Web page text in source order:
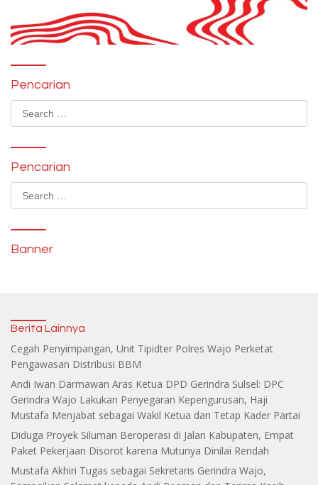
Pencarian
Pencarian
Banner
Berita Lainnya
Cegah Penyimpangan, Unit Tipidter Polres Wajo Perketat
Pengawasan Distribusi BBM
Andi Iwan Darmawan Aras Ketua DPD Gerindra Sulsel: DPC
Gerindra Wajo Lakukan Penyegaran Kepengurusan, Haji
Mustafa Menjabat sebagai Wakil Ketua dan Tetap Kader Partai
Diduga Proyek Siluman Beroperasi di Jalan Kabupaten, Empat
Paket Pekerjaan Disorot karena Mutunya Dinilai Rendah
Mustafa Akhiri Tugas sebagai Sekretaris Gerindra Wajo,